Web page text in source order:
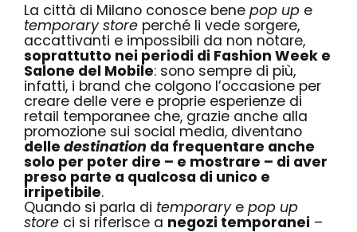
La città di Milano conosce bene pop up e
temporary store perché li vede sorgere,
accattivanti e impossibili da non notare,
soprattutto nei periodi di Fashion Week e
Salone del Mobile: sono sempre di più,
infatti, i brand che colgono l’occasione per
creare delle vere e proprie esperienze di
retail temporanee che, grazie anche alla
promozione sui social media, diventano
delle destination da frequentare anche
solo per poter dire – e mostrare – di aver
preso parte a qualcosa di unico e
irripetibile.
Quando si parla di temporarye pop up
store ci si riferisce a negozi temporanei –